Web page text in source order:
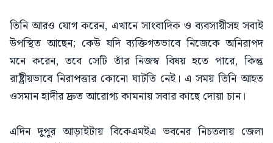
তিনি আরও যোগ করেন, এখানে সাংবাদিক ও ব্যবসায়ীসহ সবাই
উপস্থিত আছেন; কেউ যদি ব্যক্তিগতভাবে নিজেকে অনিরাপদ
মনে করেন, তবে সেটি তাঁর নিজস্ব বিষয় হতে পারে, কিন্তু
রাষ্ট্রীয়ভাবে নিরাপত্তার কোনো ঘাটতি নেই। এ সময় তিনি আহত
ওসমান হাদীর দ্রুত আরোগ্য কামনায় সবার কাছে দোয়া চান।
এদিন দুপুর আড়াইটায় বিকেএমইএ ভবনের নিচতলায় জেলা